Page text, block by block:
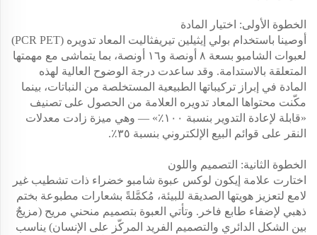
الخطوة الأولى: اختيار المادة
أوصينا باستخدام بولي إيثيلين تيريفثاليت المعاد تدويره (PCR PET)
لعبوات الشامبو بسعة ٨ أونصة و١٦ أونصة، بما يتماشى مع مهمتها
المتعلقة بالاستدامة. وقد ساعدت درجة الوضوح العالية لهذه
المادة في إبراز تركيباتها الطبيعية المستخلصة من النباتات، بينما
مكّنت محتواها المعاد تدويره العلامة من الحصول على تصنيف
«قابلة لإعادة التدوير بنسبة ١٠٠٪» — وهي ميزة زادت معدلات
النقر على قوائم البيع الإلكتروني بنسبة ٣٥٪.
الخطوة الثانية: التصميم واللون
اختارت علامة إيكون لوكس عبوة شامبو خضراء ذات تشطيب غير
لامع لتعزيز هويتها الصديقة للبيئة، مُكمَّلةً بشعارات مطبوعة بختم
ذهبي لإضفاء طابع فاخر. وتأتي العبوة بتصميم منحني مريح (مزيجٌ
بين الشكل الدائري والتصميم الفريد المركّز على الإنسان) يناسب